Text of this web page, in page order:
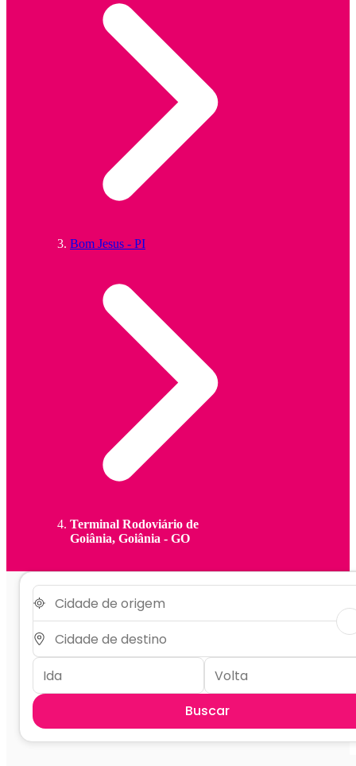
Bom Jesus - PI
Terminal Rodoviário de
Goiânia, Goiânia - GO
Buscar